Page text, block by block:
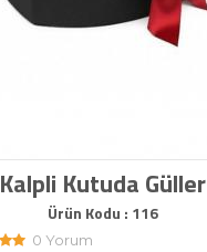
Kalpli Kutuda Güller
Ürün Kodu : 116
0 Yorum